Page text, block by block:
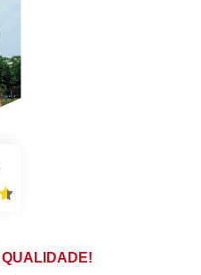
QUALIDADE!